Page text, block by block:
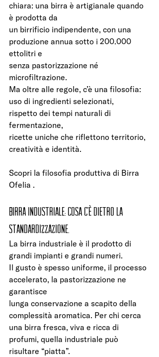
chiara: una birra è artigianale quando
è prodotta da
un birrificio indipendente, con una
produzione annua sotto i 200.000
ettolitri e
senza pastorizzazione né
microfiltrazione.
Ma oltre alle regole, c’è una filosofia:
uso di ingredienti selezionati,
rispetto dei tempi naturali di
fermentazione,
ricette uniche che riflettono territorio,
creatività e identità.
Scopri la filosofia produttiva di Birra
Ofelia .
Birra industriale: cosa c’è dietro la
standardizzazione.
La birra industriale è il prodotto di
grandi impianti e grandi numeri.
Il gusto è spesso uniforme, il processo
accelerato, la pastorizzazione ne
garantisce
lunga conservazione a scapito della
complessità aromatica. Per chi cerca
una birra fresca, viva e ricca di
profumi, quella industriale può
risultare “piatta”.